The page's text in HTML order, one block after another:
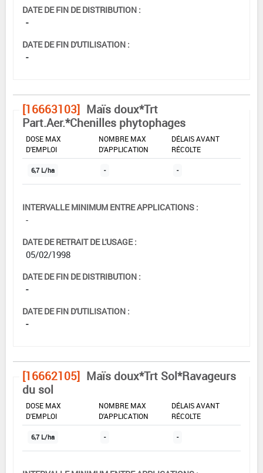
DATE DE FIN DE DISTRIBUTION :
-
DATE DE FIN D'UTILISATION :
-
[16663103] Maïs doux*Trt
Part.Aer.*Chenilles phytophages
DOSE MAX
D'EMPLOI
NOMBRE MAX
D'APPLICATION
DÉLAIS AVANT
RÉCOLTE
6,7 L/ha - -
INTERVALLE MINIMUM ENTRE APPLICATIONS :
-
DATE DE RETRAIT DE L'USAGE :
05/02/1998
DATE DE FIN DE DISTRIBUTION :
-
DATE DE FIN D'UTILISATION :
-
[16662105] Maïs doux*Trt Sol*Ravageurs
du sol
DOSE MAX
D'EMPLOI
NOMBRE MAX
D'APPLICATION
DÉLAIS AVANT
RÉCOLTE
6,7 L/ha - -